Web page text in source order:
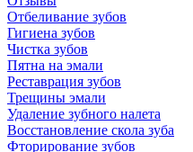
Отбеливание зубов
Гигиена зубов
Чистка зубов
Пятна на эмали
Реставрация зубов
Трещины эмали
Удаление зубного налета
Восстановление скола зуба
Фторирование зубов